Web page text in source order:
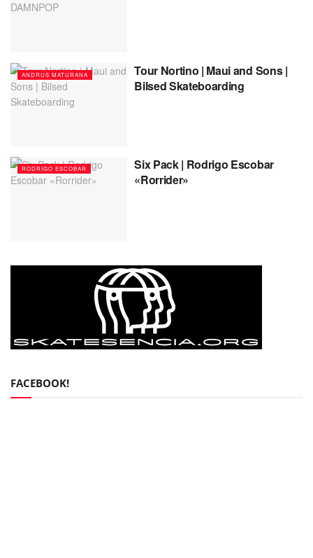
ANDRUS MATURANA
Tour Nortino | Maui and Sons |
Bilsed Skateboarding
RODRIGO ESCOBAR
Six Pack | Rodrigo Escobar
«Rorrider»
FACEBOOK!